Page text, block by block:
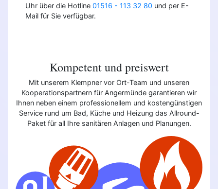
Uhr über die Hotline 01516 - 113 32 80 und per E-
Mail für Sie verfügbar.
Kompetent und preiswert
Mit unserem Klempner vor Ort-Team und unseren
Kooperationspartnern für Angermünde garantieren wir
Ihnen neben einem professionellem und kostengünstigen
Service rund um Bad, Küche und Heizung das Allround-
Paket für all Ihre sanitären Anlagen und Planungen.